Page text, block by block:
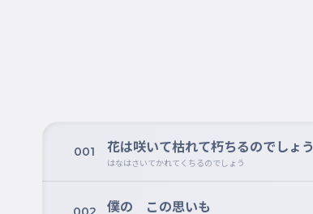
001 花は咲いて枯れて朽ちるのでしょう
はなはさいてかれてくちるのでしょう
僕の この思いも